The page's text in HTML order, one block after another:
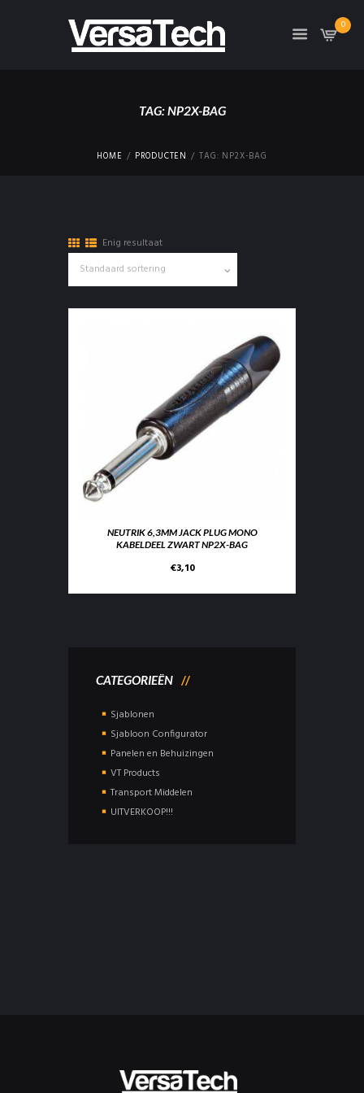
0
TAG: NP2X-BAG
HOME PRODUCTEN TAG: NP2X-BAG
Enig resultaat
NEUTRIK 6,3MM JACK PLUG MONO
KABELDEEL ZWART NP2X-BAG
€3,10
CATEGORIEËN
Sjablonen
Sjabloon Configurator
Panelen en Behuizingen
VT Products
Transport Middelen
UITVERKOOP!!!